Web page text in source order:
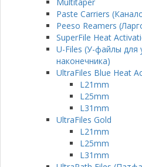
Paste Carriers
Peeso Reamers
SuperFile Heat
U-Files (У-файлы для
наконечника)
UltraFiles Blue Heat
L21mm
L25mm
L31mm
UltraFiles Gold
L21mm
L25mm
L31mm